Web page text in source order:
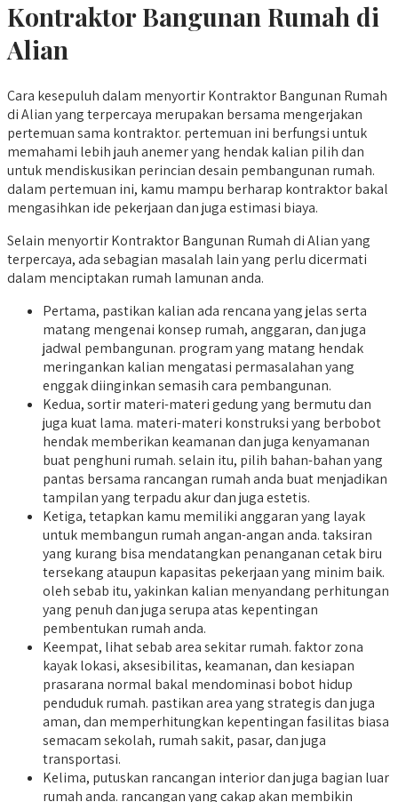
Kontraktor Bangunan Rumah di
Alian
Cara kesepuluh dalam menyortir Kontraktor Bangunan Rumah
di Alian yang terpercaya merupakan bersama mengerjakan
pertemuan sama kontraktor. pertemuan ini berfungsi untuk
memahami lebih jauh anemer yang hendak kalian pilih dan
untuk mendiskusikan perincian desain pembangunan rumah.
dalam pertemuan ini, kamu mampu berharap kontraktor bakal
mengasihkan ide pekerjaan dan juga estimasi biaya.
Selain menyortir Kontraktor Bangunan Rumah di Alian yang
terpercaya, ada sebagian masalah lain yang perlu dicermati
dalam menciptakan rumah lamunan anda.
Pertama, pastikan kalian ada rencana yang jelas serta
matang mengenai konsep rumah, anggaran, dan juga
jadwal pembangunan. program yang matang hendak
meringankan kalian mengatasi permasalahan yang
enggak diinginkan semasih cara pembangunan.
Kedua, sortir materi-materi gedung yang bermutu dan
juga kuat lama. materi-materi konstruksi yang berbobot
hendak memberikan keamanan dan juga kenyamanan
buat penghuni rumah. selain itu, pilih bahan-bahan yang
pantas bersama rancangan rumah anda buat menjadikan
tampilan yang terpadu akur dan juga estetis.
Ketiga, tetapkan kamu memiliki anggaran yang layak
untuk membangun rumah angan-angan anda. taksiran
yang kurang bisa mendatangkan penanganan cetak biru
tersekang ataupun kapasitas pekerjaan yang minim baik.
oleh sebab itu, yakinkan kalian menyandang perhitungan
yang penuh dan juga serupa atas kepentingan
pembentukan rumah anda.
Keempat, lihat sebab area sekitar rumah. faktor zona
kayak lokasi, aksesibilitas, keamanan, dan kesiapan
prasarana normal bakal mendominasi bobot hidup
penduduk rumah. pastikan area yang strategis dan juga
aman, dan memperhitungkan kepentingan fasilitas biasa
semacam sekolah, rumah sakit, pasar, dan juga
transportasi.
Kelima, putuskan rancangan interior dan juga bagian luar
rumah anda. rancangan yang cakap akan membikin